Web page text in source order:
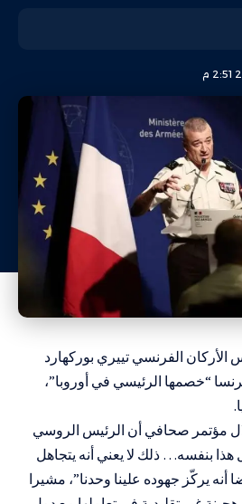
الفرنسي تييري بوركهارد
“خصمها الرئيسي في أوروبا”،
مؤتمر صحافي أن الرئيس الروسي
هذا بنفسه… ذلك لا يعني أنه يتجاهل
أنه يركّز جهوده علينا وحدنا”، مشيرا